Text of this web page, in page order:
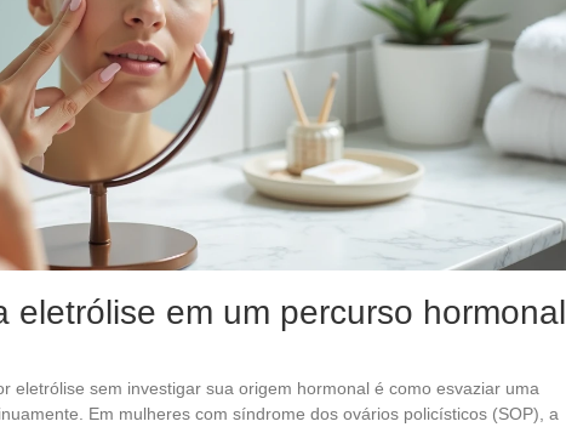
eletrólise em um percurso hormonal
eletrólise sem investigar sua origem hormonal é como esvaziar uma
Em mulheres com síndrome dos ovários policísticos (SOP), a